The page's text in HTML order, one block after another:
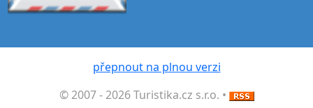
přepnout na plnou verzi
© 2007 - 2026 Turistika.cz s.r.o. •